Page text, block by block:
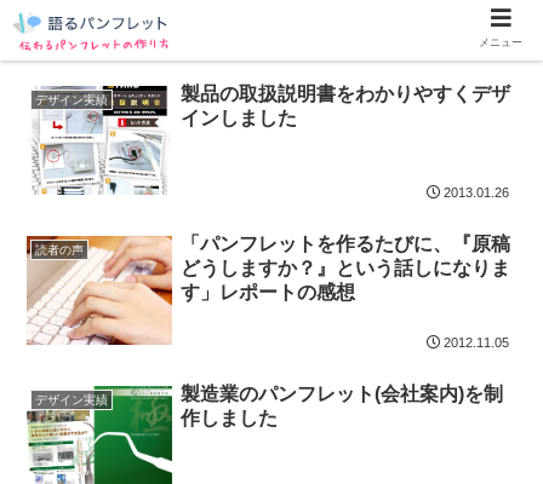
デザイン実績
製品の取扱説明書をわかりやすくデザ
インしました
2013.01.26
読者の声
「パンフレットを作るたびに、『原稿
どうしますか？』という話しになりま
す」レポートの感想
2012.11.05
デザイン実績
製造業のパンフレット(会社案内)を制
作しました
メニュー